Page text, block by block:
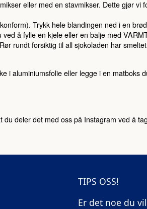
eller med en stavmikser. Dette gjør vi
Trykk hele blandingen ned i en
å fylle en kjele eller en balje med
rundt forsiktig til all sjokoladen har
i aluminiumsfolie eller legge i en matboks
deler det med oss på Instagram ved å
TIPS OSS!
Er det noe du